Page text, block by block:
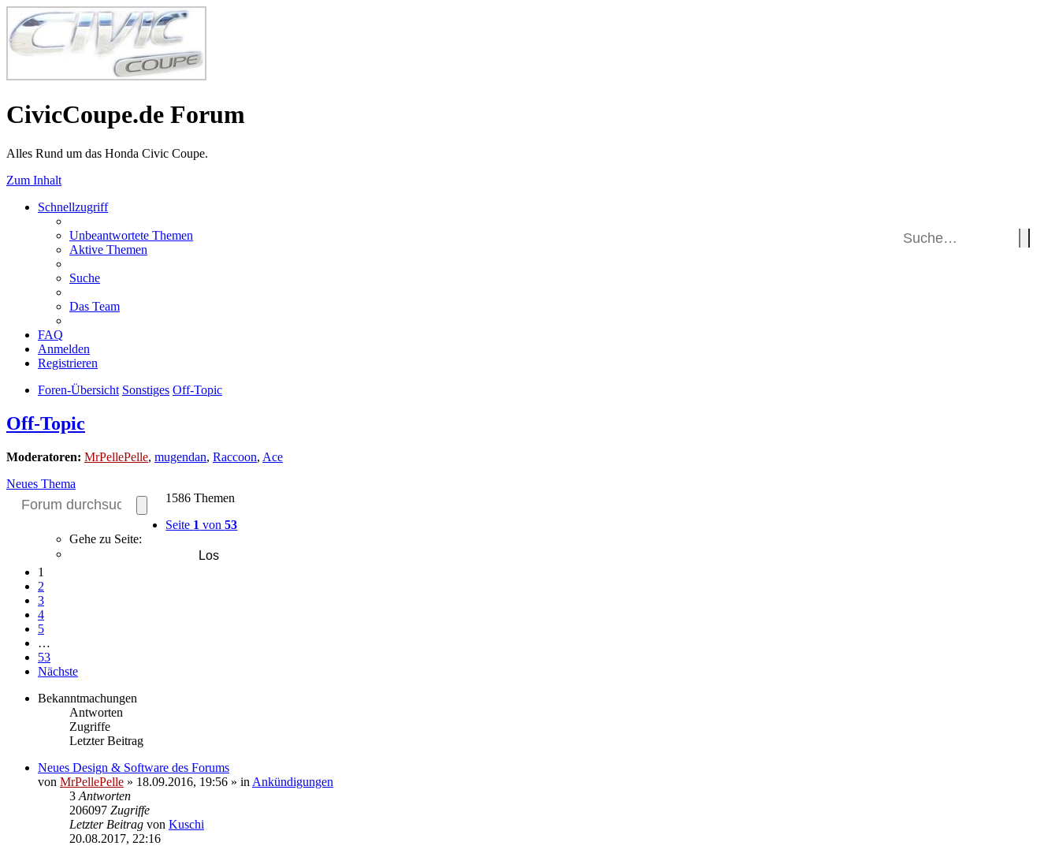
CivicCoupe.de Forum
Alles Rund um das Honda Civic Coupe.
Zum Inhalt
Schnellzugriff
Unbeantwortete Themen
Aktive Themen
Suche
Das Team
FAQ
Anmelden
Registrieren
Foren-Übersicht Sonstiges Off-Topic
Off-Topic
Moderatoren: MrPellePelle, mugendan, Raccoon, Ace
Neues Thema
1586 Themen
Seite 1 von53
Gehe zu Seite:
1
2
3
4
5
…
53
Nächste
Bekanntmachungen
Antworten
Zugriffe
Letzter Beitrag
Neues Design & Software des Forums
von MrPellePelle » 18.09.2016, 19:56 » in Ankündigungen
3 Antworten
206097 Zugriffe
Letzter Beitrag von Kuschi
20.08.2017, 22:16